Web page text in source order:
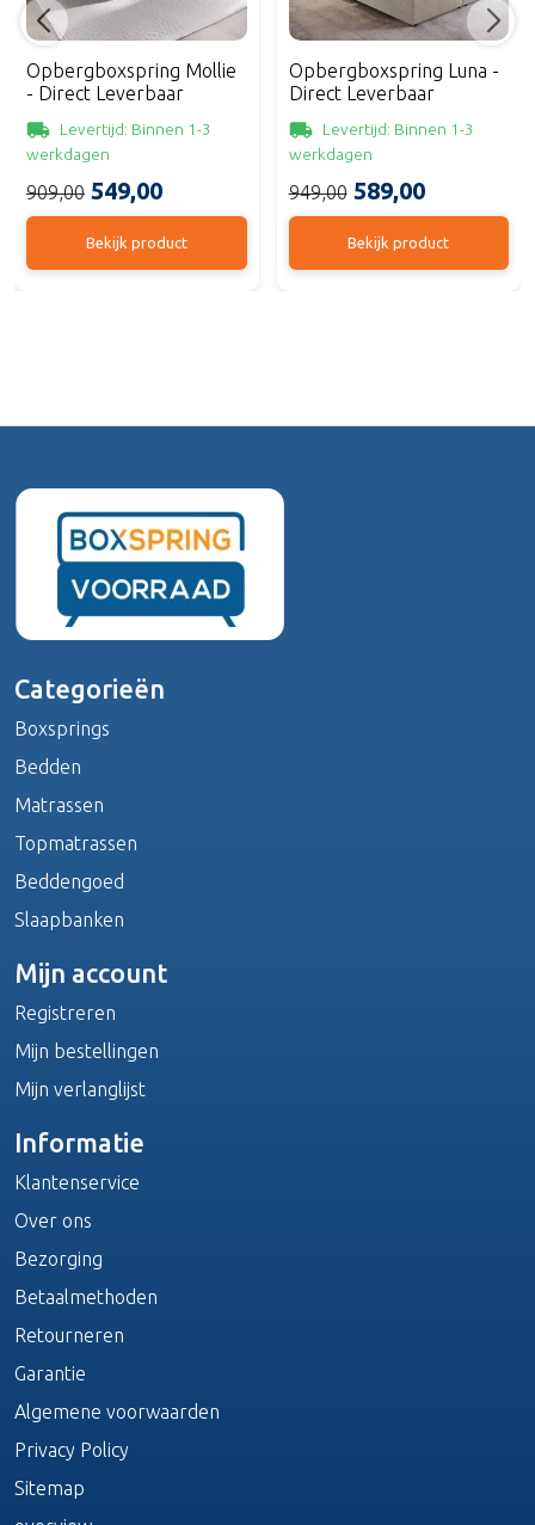
Opbergboxspring Mollie
- Direct Leverbaar
Levertijd: Binnen 1-3
werkdagen
549,00
909,00
Bekijk product
Opbergboxspring Luna -
Direct Leverbaar
Levertijd: Binnen 1-3
werkdagen
589,00
949,00
Bekijk product
Categorieën
Boxsprings
Bedden
Matrassen
Topmatrassen
Beddengoed
Slaapbanken
Mijn account
Registreren
Mijn bestellingen
Mijn verlanglijst
Informatie
Klantenservice
Over ons
Bezorging
Betaalmethoden
Retourneren
Garantie
Algemene voorwaarden
Privacy Policy
Sitemap